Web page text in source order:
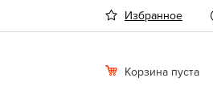
Избранное
Корзина пуста